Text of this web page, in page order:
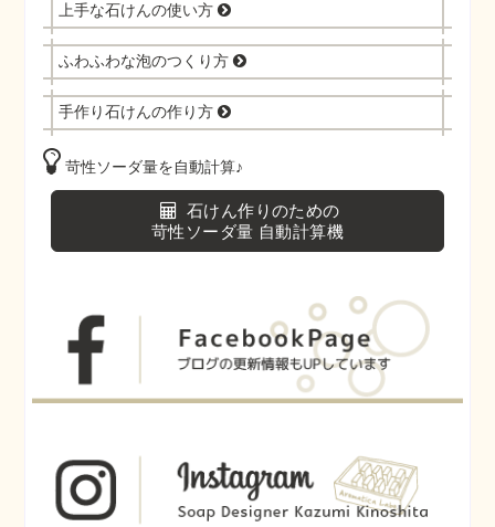
上手な石けんの使い方
ふわふわな泡のつくり方
手作り石けんの作り方
苛性ソーダ量を自動計算♪
石けん作りのための
苛性ソーダ量 自動計算機